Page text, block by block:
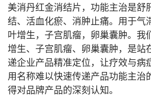
美消丹红金消结片，功能主治是舒
结、活血化瘀、消肿止痛。用于气
叶增生，子宫肌瘤，卵巢囊肿。我
增生、子宫肌瘤、卵巢囊肿，是站
递企业产品精准定位，让疗效与病
用名称难以快速传递产品功能主治
得对品牌产品的深刻认知。